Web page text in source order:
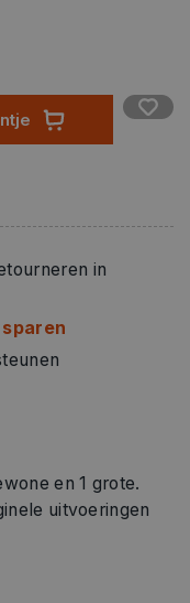
in
sparen
en 1 grote.
uitvoeringen